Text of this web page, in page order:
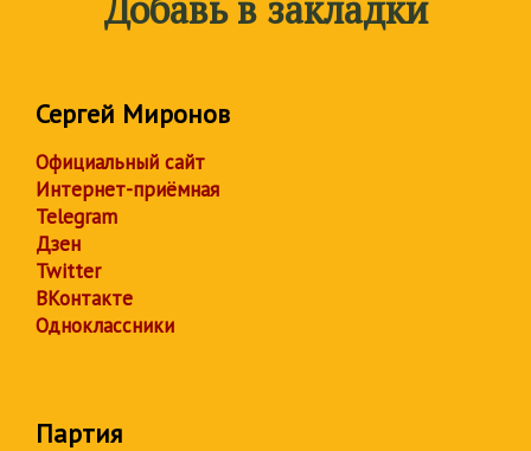
Сергей Миронов
Официальный сайт
Интернет-приёмная
Telegram
Дзен
Twitter
ВКонтакте
Одноклассники
Партия